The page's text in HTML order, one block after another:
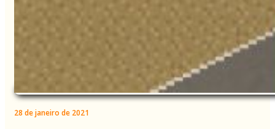
28 de janeiro de 2021